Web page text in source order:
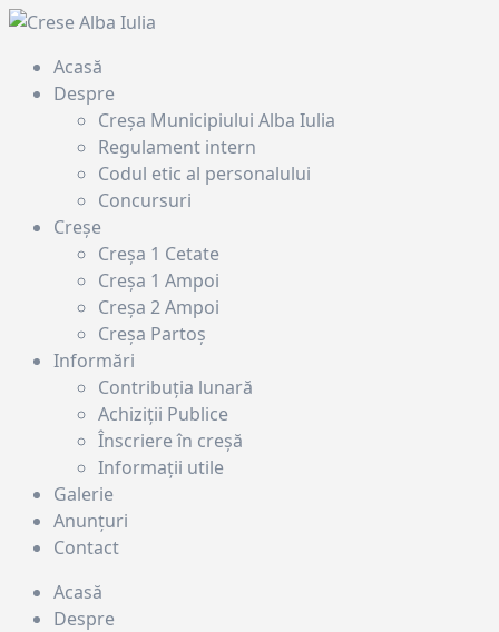
Acasă
Despre
Creșa Municipiului Alba Iulia
Regulament intern
Codul etic al personalului
Concursuri
Creșe
Creșa 1 Cetate
Creșa 1 Ampoi
Creșa 2 Ampoi
Creșa Partoș
Informări
Contribuţia lunară
Achiziţii Publice
Înscriere în creşă
Informații utile
Galerie
Anunțuri
Contact
Acasă
Despre